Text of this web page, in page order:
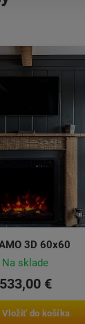
3D 60x60
Na sklade
533,00 €
Vložiť do košíka